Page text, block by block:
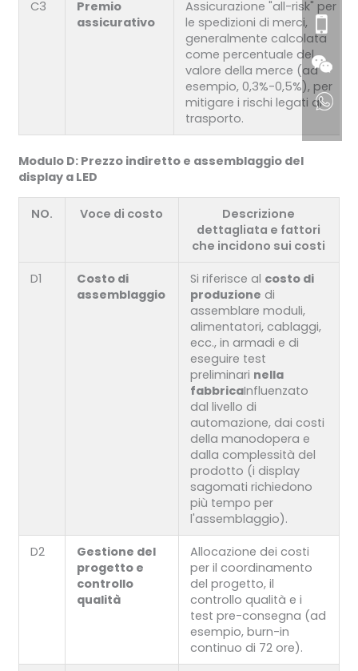
C3
Premio
assicurativo
Assicurazione "all-risk" per
le spedizioni di merci,
generalmente calcolata
come percentuale del
valore della merce (ad
esempio, 0,3%-0,5%), per
mitigare i rischi legati al
trasporto.
Modulo D: Prezzo indiretto e assemblaggio del
display a LED
NO. Voce di costo
Descrizione
dettagliata e fattori
che incidono sui costi
D1
Costo di
assemblaggio
Si riferisce al costo di
produzione di
assemblare moduli,
alimentatori, cablaggi,
ecc., in armadi e di
eseguire test
preliminari nella
fabbricaInfluenzato
dal livello di
automazione, dai costi
della manodopera e
dalla complessità del
prodotto (i display
sagomati richiedono
più tempo per
l'assemblaggio).
D2
Gestione del
progetto e
controllo
qualità
Allocazione dei costi
per il coordinamento
del progetto, il
controllo qualità e i
test pre-consegna (ad
esempio, burn-in
continuo di 72 ore).